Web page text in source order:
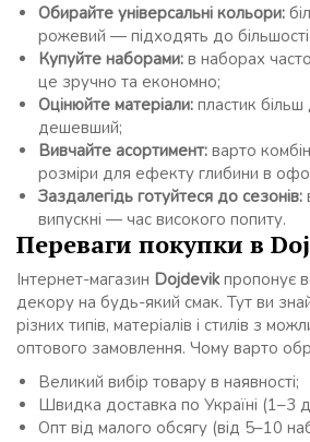
Обирайте універсальні кольори:
рожевий — підходять до
Купуйте наборами: в наборах
це зручно та економно;
Оцінюйте матеріали: пластик
дешевший;
Вивчайте асортимент: варто
розміри для ефекту глибини в
Заздалегідь готуйтеся до сезонів:
випускні — час високого попиту.
Переваги покупки в
Інтернет-магазин Dojdevikпропонує
декору на будь-який смак. Тут ви
різних типів, матеріалів і стилів з
оптового замовлення. Чому варто
Великий вибір товару в наявності;
Швидка доставка по Україні (1–3
Опт від малого обсягу (від 5–10